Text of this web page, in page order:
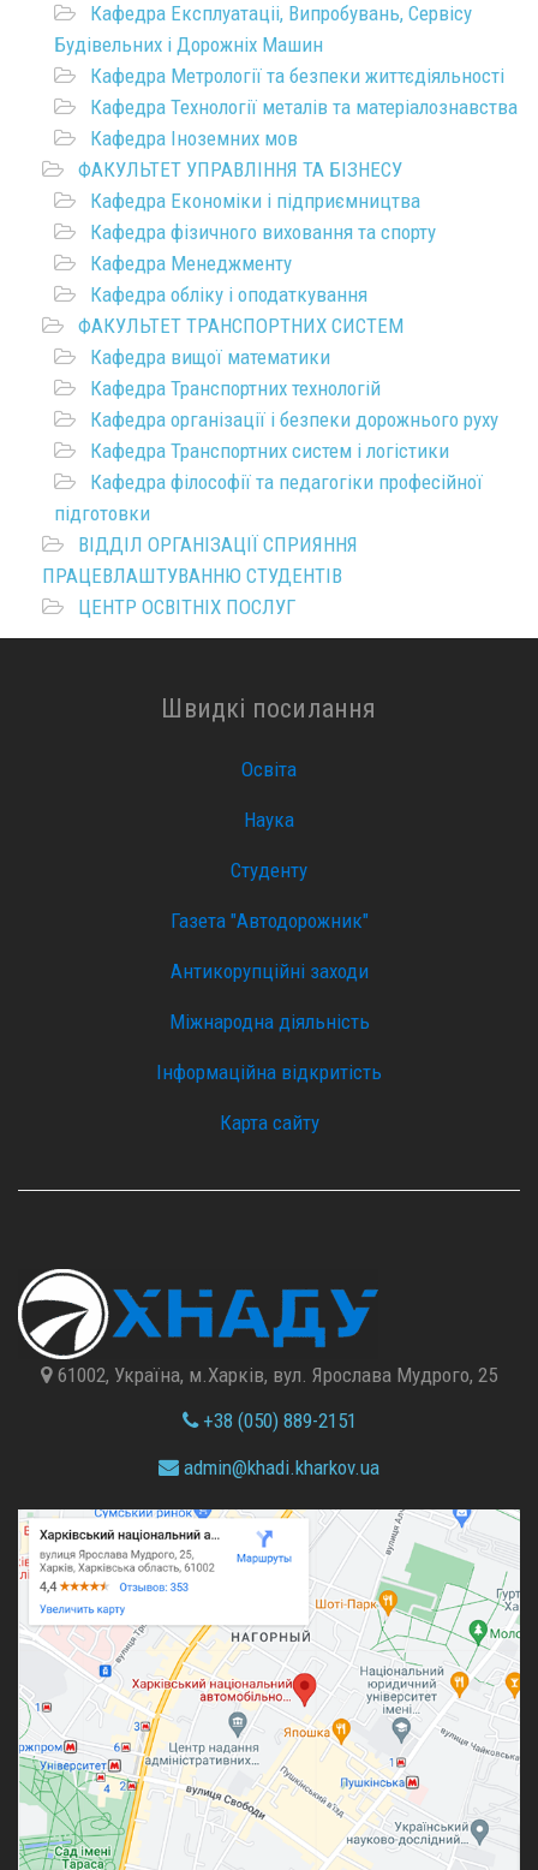
Кафедра Експлуатаціі, Випробувань, Сервісу
Будівельних і Дорожніх Машин
Кафедра Метрології та безпеки життєдіяльності
Кафедра Технології металів та матеріалознавства
Кафедра Іноземних мов
ФАКУЛЬТЕТ УПРАВЛІННЯ ТА БІЗНЕСУ
Кафедра Економіки і підприємництва
Кафедра фізичного виховання та спорту
Кафедра Менеджменту
Кафедра обліку і оподаткування
ФАКУЛЬТЕТ ТРАНСПОРТНИХ СИСТЕМ
Кафедра вищої математики
Кафедра Транспортних технологій
Кафедра організації і безпеки дорожнього руху
Кафедра Транспортних систем і логістики
Кафедра філософії та педагогіки професійної
підготовки
ВІДДІЛ ОРГАНІЗАЦІЇ СПРИЯННЯ
ПРАЦЕВЛАШТУВАННЮ СТУДЕНТІВ
ЦЕНТР ОСВІТНІХ ПОСЛУГ
Швидкі посилання
Освіта
Наука
Студенту
Газета "Автодорожник"
Антикорупційні заходи
Міжнародна діяльність
Інформаційна відкритість
Карта сайту
61002, Україна, м.Харків, вул. Ярослава Мудрого, 25
+38 (050) 889-2151
admin@khadi.kharkov.ua